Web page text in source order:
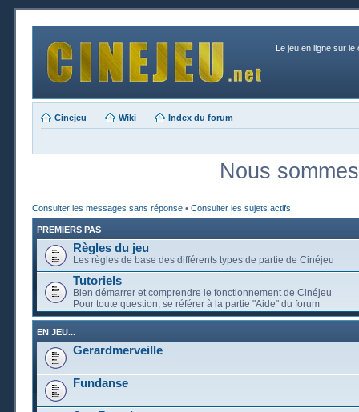
Le jeu en ligne sur le
Cinejeu Wiki Index du forum
Nous
Consulter les messages sans réponse • Consulter les sujets actifs
PREMIERS PAS
Règles du jeu
Les règles de base des différents types de partie de Cinéjeu
Tutoriels
Bien démarrer et comprendre le fonctionnement de Cinéjeu
Pour toute question, se référer à la partie "Aide" du forum
EN JEU...
Gerardmerveille
Fundanse